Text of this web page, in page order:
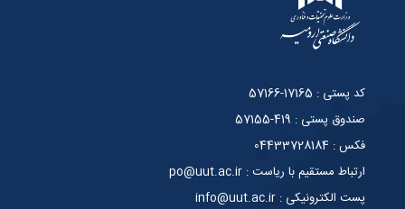
کد پستی : 17165-57166
صندوق پستی : 419-57155
فکس : 04433728184
ارتباط مستقیم با ریاست : po@uut.ac.ir
پست الکترونیکی : info@uut.ac.ir